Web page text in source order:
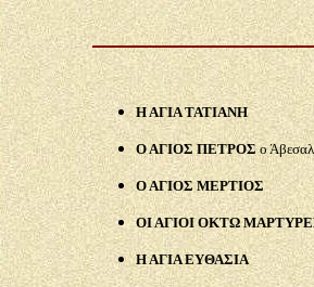
Η ΑΓΙΑ ΤΑΤΙΑΝΗ
Ο ΑΓΙΟΣ ΠΕΤΡΟΣο
Ο ΑΓΙΟΣ ΜΕΡΤΙΟΣ
ΟΙ ΑΓΙΟΙ ΟΚΤΩ
Η ΑΓΙΑ ΕΥΘΑΣΙΑ